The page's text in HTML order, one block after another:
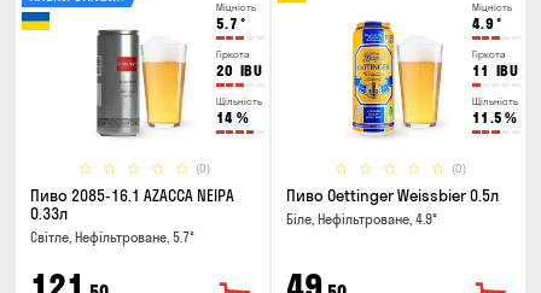
Міцність
5.7 °
Гіркота
20 IBU
Щільність
14 %
(0)
Пиво 2085-16.1 AZACCA NEIPA
0.33л
Світле, Нефільтроване, 5.7°
Міцність
4.9 °
Гіркота
11 IBU
Щільність
11.5 %
(0)
Пиво Oettinger Weissbier 0.5л
Біле, Нефільтроване, 4.9°